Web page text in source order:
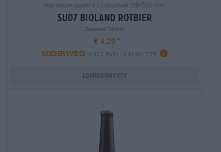
Saksalaiset lagerit | Luomuoluet (DE-ÖKO-006)
sud7 bioland rotbier
Brauerei Molter
€ 4,29
MEHRWEG
0,33 L Pullo - € 13,00 / LTR
Loppuunmyyty